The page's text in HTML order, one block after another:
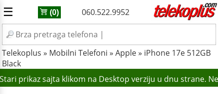
☰ (0) 060.522.9952
Telekoplus » Mobilni Telefoni » Apple» iPhone 17e 512GB
Black
prikaz sajta klikom na Desktop verziju u dnu strane.